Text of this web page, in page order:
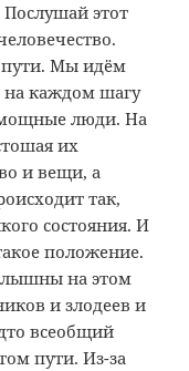
этот
пути. Мы идём
каждом шагу
люди. На
их
и вещи, а
так,
состояния. И
положение.
на этом
и злодеев и
всеобщий
пути. Из-за